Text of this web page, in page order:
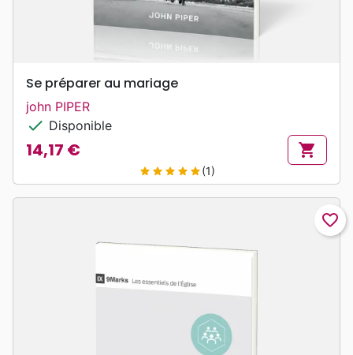
Se préparer au mariage
john PIPER
check Disponible
Prix
14,17 € shopping_cart
star star star star star(1)
favorite_border